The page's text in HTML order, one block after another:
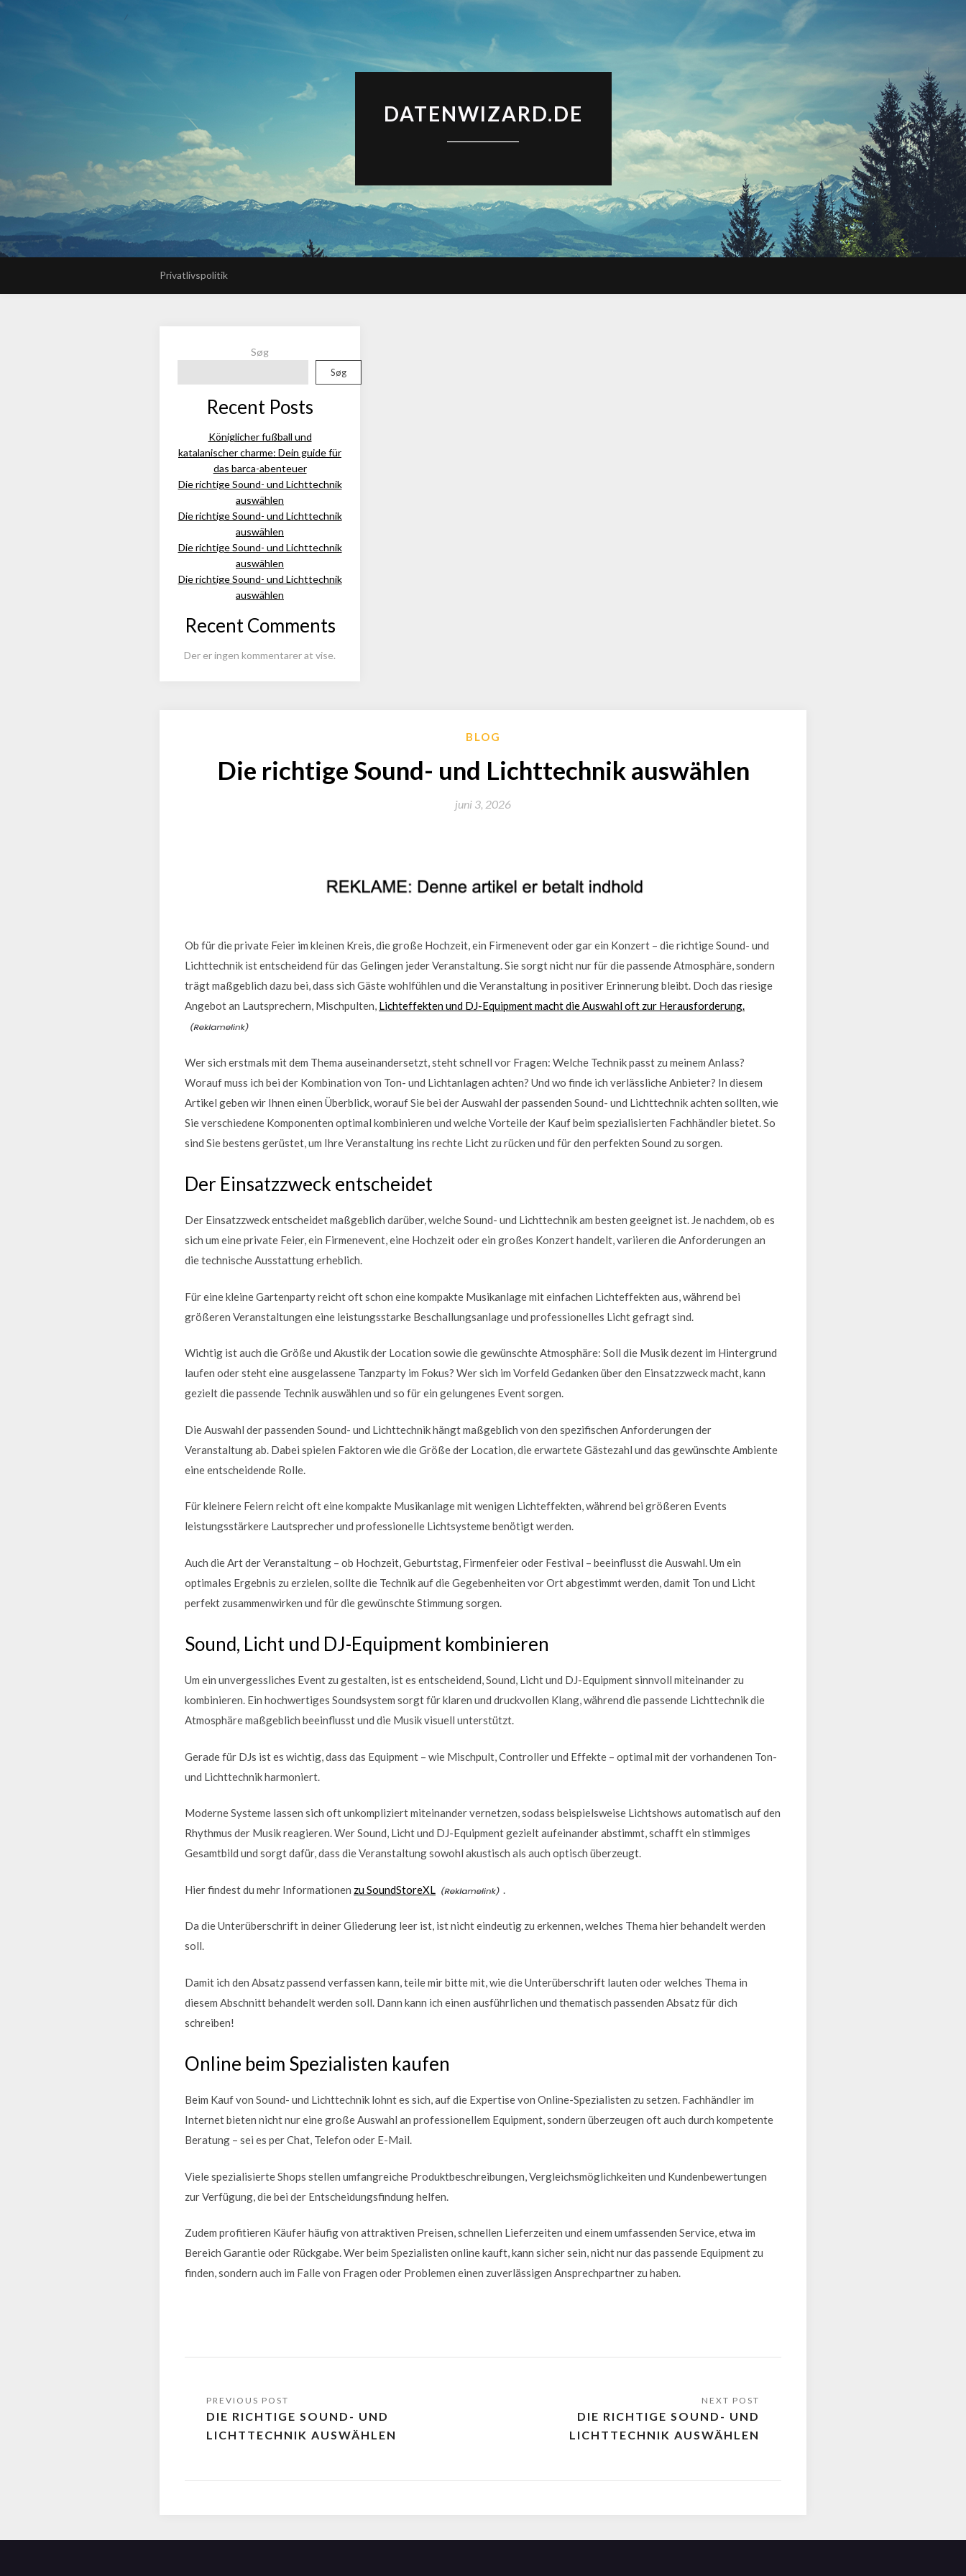
DATENWIZARD.DE
Privatlivspolitik
Søg
Søg
Recent Posts
Königlicher fußball und
katalanischer charme: Dein guide für
das barca-abenteuer
Die richtige Sound- und Lichttechnik
auswählen
Die richtige Sound- und Lichttechnik
auswählen
Die richtige Sound- und Lichttechnik
auswählen
Die richtige Sound- und Lichttechnik
auswählen
Recent Comments
Der er ingen kommentarer at vise.
BLOG
Die richtige Sound- und Lichttechnik auswählen
juni 3, 2026
Ob für die private Feier im kleinen Kreis, die große Hochzeit, ein Firmenevent oder gar ein Konzert – die richtige Sound- und
Lichttechnik ist entscheidend für das Gelingen jeder Veranstaltung. Sie sorgt nicht nur für die passende Atmosphäre, sondern
trägt maßgeblich dazu bei, dass sich Gäste wohlfühlen und die Veranstaltung in positiver Erinnerung bleibt. Doch das riesige
Angebot an Lautsprechern, Mischpulten, Lichteffekten und DJ-Equipment macht die Auswahl oft zur Herausforderung.
Wer sich erstmals mit dem Thema auseinandersetzt, steht schnell vor Fragen: Welche Technik passt zu meinem Anlass?
Worauf muss ich bei der Kombination von Ton- und Lichtanlagen achten? Und wo finde ich verlässliche Anbieter? In diesem
Artikel geben wir Ihnen einen Überblick, worauf Sie bei der Auswahl der passenden Sound- und Lichttechnik achten sollten, wie
Sie verschiedene Komponenten optimal kombinieren und welche Vorteile der Kauf beim spezialisierten Fachhändler bietet. So
sind Sie bestens gerüstet, um Ihre Veranstaltung ins rechte Licht zu rücken und für den perfekten Sound zu sorgen.
Der Einsatzzweck entscheidet
Der Einsatzzweck entscheidet maßgeblich darüber, welche Sound- und Lichttechnik am besten geeignet ist. Je nachdem, ob es
sich um eine private Feier, ein Firmenevent, eine Hochzeit oder ein großes Konzert handelt, variieren die Anforderungen an
die technische Ausstattung erheblich.
Für eine kleine Gartenparty reicht oft schon eine kompakte Musikanlage mit einfachen Lichteffekten aus, während bei
größeren Veranstaltungen eine leistungsstarke Beschallungsanlage und professionelles Licht gefragt sind.
Wichtig ist auch die Größe und Akustik der Location sowie die gewünschte Atmosphäre: Soll die Musik dezent im Hintergrund
laufen oder steht eine ausgelassene Tanzparty im Fokus? Wer sich im Vorfeld Gedanken über den Einsatzzweck macht, kann
gezielt die passende Technik auswählen und so für ein gelungenes Event sorgen.
Die Auswahl der passenden Sound- und Lichttechnik hängt maßgeblich von den spezifischen Anforderungen der
Veranstaltung ab. Dabei spielen Faktoren wie die Größe der Location, die erwartete Gästezahl und das gewünschte Ambiente
eine entscheidende Rolle.
Für kleinere Feiern reicht oft eine kompakte Musikanlage mit wenigen Lichteffekten, während bei größeren Events
leistungsstärkere Lautsprecher und professionelle Lichtsysteme benötigt werden.
Auch die Art der Veranstaltung – ob Hochzeit, Geburtstag, Firmenfeier oder Festival – beeinflusst die Auswahl. Um ein
optimales Ergebnis zu erzielen, sollte die Technik auf die Gegebenheiten vor Ort abgestimmt werden, damit Ton und Licht
perfekt zusammenwirken und für die gewünschte Stimmung sorgen.
Sound, Licht und DJ-Equipment kombinieren
Um ein unvergessliches Event zu gestalten, ist es entscheidend, Sound, Licht und DJ-Equipment sinnvoll miteinander zu
kombinieren. Ein hochwertiges Soundsystem sorgt für klaren und druckvollen Klang, während die passende Lichttechnik die
Atmosphäre maßgeblich beeinflusst und die Musik visuell unterstützt.
Gerade für DJs ist es wichtig, dass das Equipment – wie Mischpult, Controller und Effekte – optimal mit der vorhandenen Ton-
und Lichttechnik harmoniert.
Moderne Systeme lassen sich oft unkompliziert miteinander vernetzen, sodass beispielsweise Lichtshows automatisch auf den
Rhythmus der Musik reagieren. Wer Sound, Licht und DJ-Equipment gezielt aufeinander abstimmt, schafft ein stimmiges
Gesamtbild und sorgt dafür, dass die Veranstaltung sowohl akustisch als auch optisch überzeugt.
Hier findest du mehr Informationen zu SoundStoreXL
Da die Unterüberschrift in deiner Gliederung leer ist, ist nicht eindeutig zu erkennen, welches Thema hier behandelt werden
soll.
Damit ich den Absatz passend verfassen kann, teile mir bitte mit, wie die Unterüberschrift lauten oder welches Thema in
diesem Abschnitt behandelt werden soll. Dann kann ich einen ausführlichen und thematisch passenden Absatz für dich
schreiben!
Online beim Spezialisten kaufen
Beim Kauf von Sound- und Lichttechnik lohnt es sich, auf die Expertise von Online-Spezialisten zu setzen. Fachhändler im
Internet bieten nicht nur eine große Auswahl an professionellem Equipment, sondern überzeugen oft auch durch kompetente
Beratung – sei es per Chat, Telefon oder E-Mail.
Viele spezialisierte Shops stellen umfangreiche Produktbeschreibungen, Vergleichsmöglichkeiten und Kundenbewertungen
zur Verfügung, die bei der Entscheidungsfindung helfen.
Zudem profitieren Käufer häufig von attraktiven Preisen, schnellen Lieferzeiten und einem umfassenden Service, etwa im
Bereich Garantie oder Rückgabe. Wer beim Spezialisten online kauft, kann sicher sein, nicht nur das passende Equipment zu
finden, sondern auch im Falle von Fragen oder Problemen einen zuverlässigen Ansprechpartner zu haben.
DIE RICHTIGE SOUND- UND
LICHTTECHNIK AUSWÄHLEN
DIE RICHTIGE SOUND- UND
LICHTTECHNIK AUSWÄHLEN